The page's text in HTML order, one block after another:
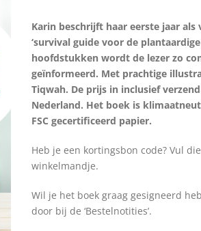
€24,45.€14,00.
Karin beschrijft haar eerste jaar als
‘survival guide voor de
hoofdstukken wordt de lezer zo
geïnformeerd. Met prachtige
Tiqwah. De prijs in inclusief
Nederland. Het boek is
FSC gecertificeerd papier.
Heb je een kortingsbon code? Vul
winkelmandje.
Wil je het boek graag gesigneerd
door bij de ‘Bestelnotities’.